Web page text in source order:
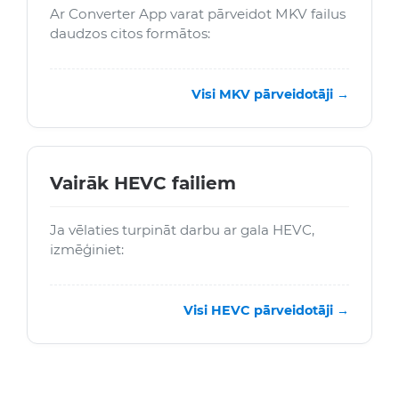
Ar Converter App varat pārveidot MKV failus
daudzos citos formātos:
Visi MKV pārveidotāji →
Vairāk HEVC failiem
Ja vēlaties turpināt darbu ar gala HEVC,
izmēģiniet:
Visi HEVC pārveidotāji →